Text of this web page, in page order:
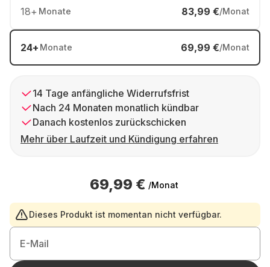
18+ Monate 83,99 €/Monat
24+ Monate 69,99 €/Monat
14 Tage anfängliche Widerrufsfrist
Nach 24 Monaten monatlich kündbar
Danach kostenlos zurückschicken
Mehr über Laufzeit und Kündigung erfahren
69,99 € /Monat
Dieses Produkt ist momentan nicht verfügbar.
E-Mail